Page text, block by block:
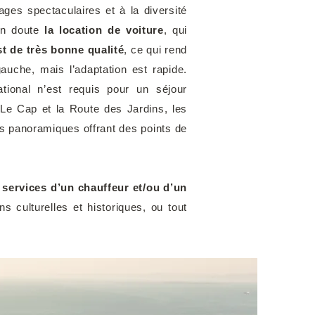
spectaculaires et à la diversité
doute la location de voiture, qui
de très bonne qualité, ce qui rend
mais l’adaptation est rapide.
n’est requis pour un séjour
Cap et la Route des Jardins, les
panoramiques offrant des points de
d’un chauffeur et/ou d’un
culturelles et historiques, ou tout